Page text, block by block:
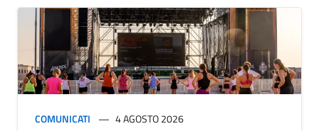
COMUNICATI 4 AGOSTO 2026